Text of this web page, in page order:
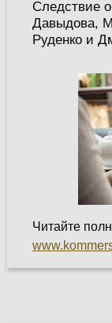
Следствие
Давыдова,
Руденко и
Читайте